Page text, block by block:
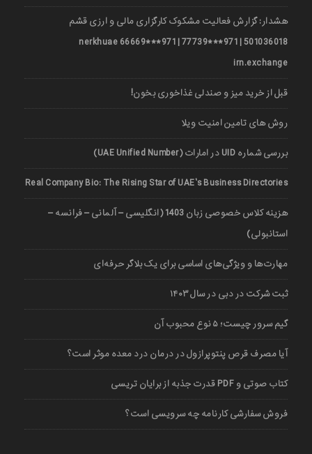
هشدار: گزارش فعالیت مشکوک کارگزاری مالی و ارزی قشم
501036018 | 971***77739 | 971***66669 nerkhuae
irn.exchange
قبل از خرید میز و صندلی غذاخوری بخون!
روش های تامین امنیت ویلا
بررسی شماره UID در امارات (UAE Unified Number)
Real Company Bio: The Rising Star of UAE’s Business Directories
هزینه کلاس خصوصی زبان 1403 (انگلیسی – آلمانی – فرانسه –
استانبولی)
مهارت‌ها و ویژگی‌های اساسی برای یک بلاگر حرفه‌ای
ثبت شرکت در دبی در سال ۱۴۰۳
گیم سرور چیست؛ ۵ نوع محبوب آن
آیا مصرف قرص پنتوپرازول در درمان درد معده موثر است؟
کتاب صوتی و PDF قدرت جذبه از برایان تریسی
فروش سفارشی کارنامه چه سرویسی است؟